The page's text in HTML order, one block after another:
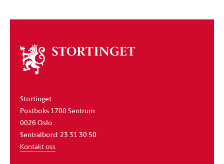
Om
stortinget
Stortinget
Postboks 1700 Sentrum
0026 Oslo
Sentralbord: 23 31 30 50
Kontakt oss